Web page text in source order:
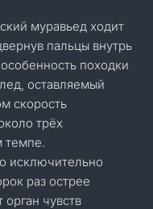
муравьед ходит
пальцы внутрь
походки
оставляемый
скорость
трёх
темпе.
исключительно
раз острее
чувств